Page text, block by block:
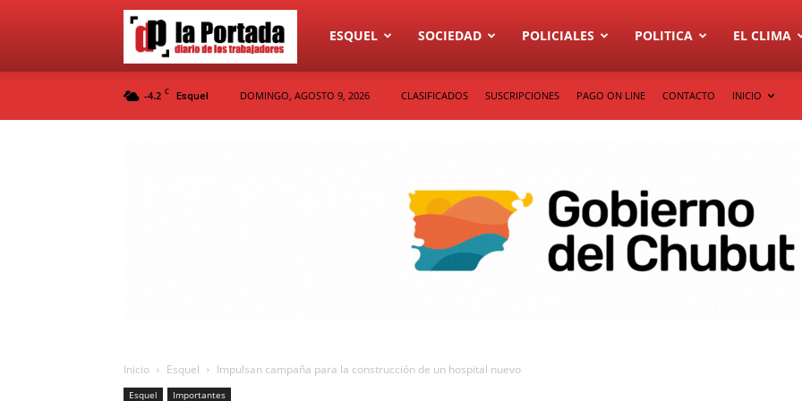
Diario
ESQUEL SOCIEDAD POLICIALES POLITICA EL CLIMA
-4.2 C Esquel DOMINGO, AGOSTO 9, 2026 CLASIFICADOS SUSCRIPCIONES PAGO ON LINE CONTACTO INICIO
Inicio Esquel Impulsan campaña para la construcción de un hospital nuevo
Esquel Importantes